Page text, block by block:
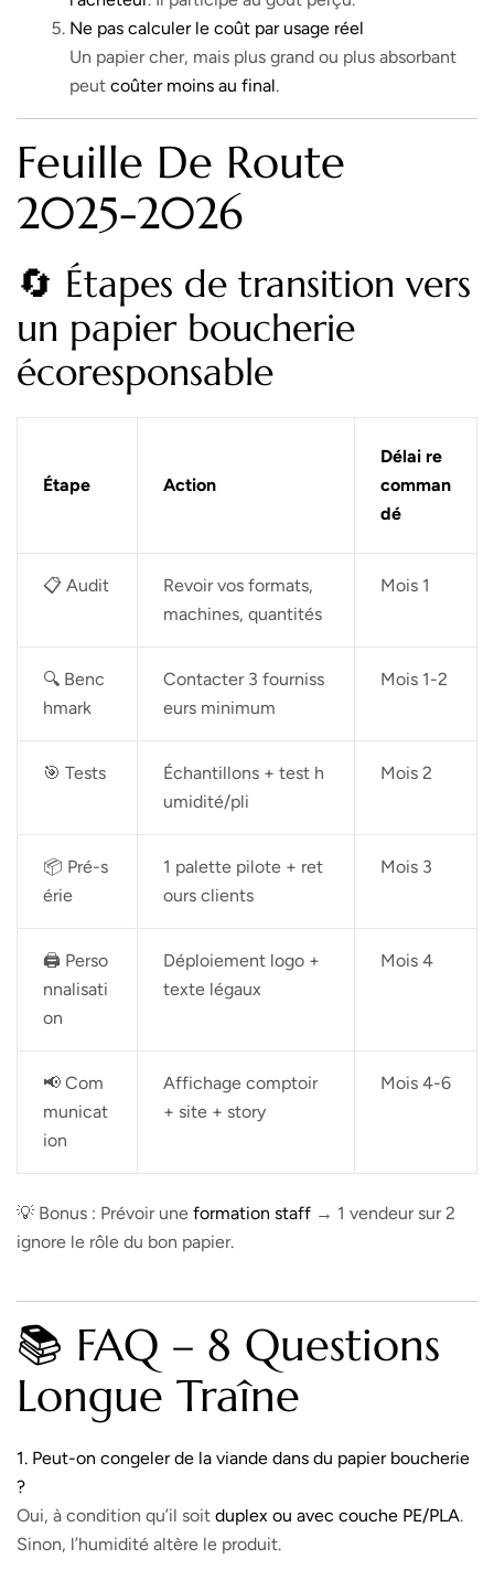
Ne pas calculer le coût par usage réel
Un papier cher, mais plus grand ou plus absorbant
peut coûter moins au final.
Feuille De Route
2025-2026
🔄 Étapes de transition vers
un papier boucherie
écoresponsable
Étape Action
Délai re
comman
dé
📋 Audit
Revoir vos formats,
machines, quantités
Mois 1
🔍 Benc
hmark
Contacter 3 fourniss
eurs minimum
Mois 1-2
🎯 Tests
Échantillons + test h
umidité/pli
Mois 2
📦 Pré-s
érie
1 palette pilote + ret
ours clients
Mois 3
🖨️ Perso
nnalisati
on
Déploiement logo +
texte légaux
Mois 4
📢 Com
municat
ion
Affichage comptoir
+ site + story
Mois 4-6
💡 Bonus : Prévoir une formation staff → 1 vendeur sur 2
ignore le rôle du bon papier.
📚 FAQ – 8 Questions
Longue Traîne
1. Peut-on congeler de la viande dans du papier boucherie
?
Oui, à condition qu’il soit duplex ou avec couche PE/PLA.
Sinon, l’humidité altère le produit.